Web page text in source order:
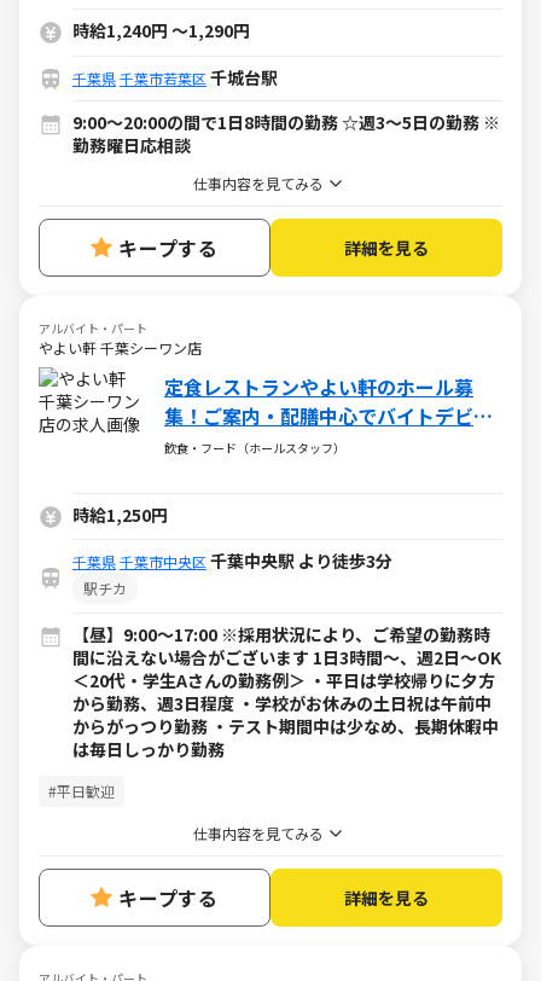
時給1,240円 ～1,290円
千葉県千葉市若葉区 千城台駅
9:00～20:00の間で1日8時間の勤務 ☆週3～5日の勤務 ※
勤務曜日応相談
仕事内容を見てみる
キープする 詳細を見る
アルバイト・パート
やよい軒 千葉シーワン店
定食レストランやよい軒のホール募
集！ご案内・配膳中心でバイトデビュ
ーの方でも安心！
飲食・フード（ホールスタッフ）
時給1,250円
千葉県千葉市中央区 千葉中央駅 より徒歩3分
駅チカ
【昼】9:00～17:00 ※採用状況により、ご希望の勤務時
間に沿えない場合がございます 1日3時間～、週2日～OK
＜20代・学生Aさんの勤務例＞ ・平日は学校帰りに夕方
から勤務、週3日程度 ・学校がお休みの土日祝は午前中
からがっつり勤務 ・テスト期間中は少なめ、長期休暇中
は毎日しっかり勤務
#平日歓迎
仕事内容を見てみる
キープする 詳細を見る